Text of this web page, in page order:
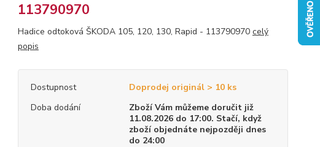
113790970
Hadice odtoková ŠKODA 105, 120, 130, Rapid - 113790970 celý
popis
Dostupnost
Doprodej originál > 10 ks
Doba dodání
Zboží Vám můžeme doručit již
11.08.2026 do 17:00. Stačí, když
zboží objednáte nejpozději dnes
do 24:00